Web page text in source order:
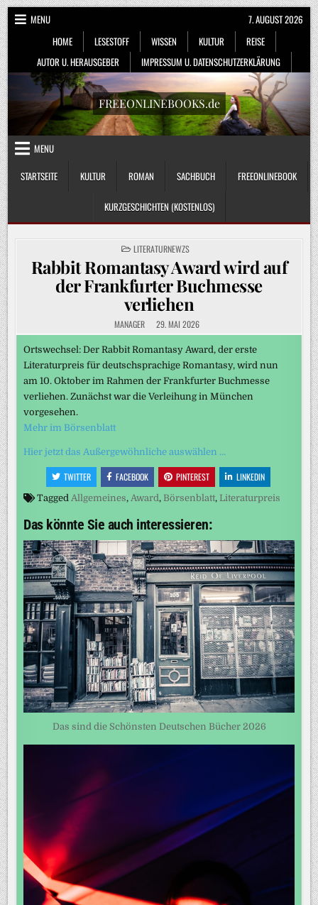
Skip
to
content
MENU
HOME
LESESTOFF WISSEN KULTUR
REISE
AUTOR U. HERAUSGEBER
IMPRESSUM U. DATENSCHUTZERKLÄRUNG
7. AUGUST 2026
FREEONLINEBOOKS.de
MENU
STARTSEITE
KULTUR ROMAN SACHBUCH FREEONLINEBOOK
KURZGESCHICHTEN (KOSTENLOS)
POSTED
IN
LITERATURNEWZS
Rabbit Romantasy Award wird auf
der Frankfurter Buchmesse
verliehen
MANAGER 29. MAI 2026
Ortswechsel: Der Rabbit Romantasy Award, der erste
Literaturpreis für deutschsprachige Romantasy, wird nun
am 10. Oktober im Rahmen der Frankfurter Buchmesse
verliehen. Zunächst war die Verleihung in München
vorgesehen.
Mehr im Börsenblatt
Hier jetzt das Außergewöhnliche auswählen …
TWITTER FACEBOOK PINTEREST LINKEDIN
Tagged Allgemeines, Award, Börsenblatt, Literaturpreis
Das könnte Sie auch interessieren:
Das sind die Schönsten Deutschen Bücher 2026